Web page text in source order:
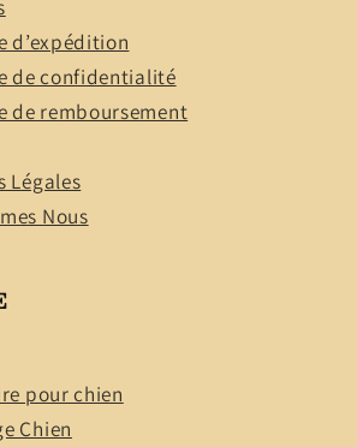
d’expédition
de confidentialité
de remboursement
Légales
Nous
pour chien
Chien